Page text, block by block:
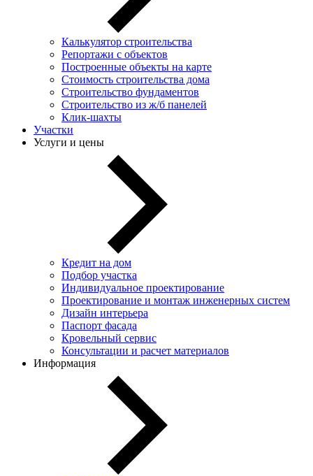
Калькулятор строительства
Репортажи с объектов
Построенные объекты на карте
Стоимость строительства дома
Строительство фундаментов
Строительство из ж/б панелей
Клик-шахты
Участки
Услуги и цены
Кредит на дом
Подбор участка
Индивидуальное проектирование
Проектирование и монтаж инженерных систем
Дизайн интерьера
Паспорт фасада
Кровельный сервис
Консультации и расчет материалов
Информация